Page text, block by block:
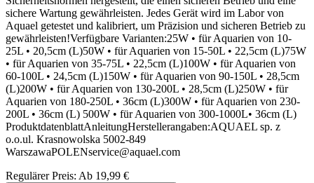
sichere Wartung gewährleisten. Jedes Gerät wird im Labor von
Aquael getestet und kalibriert, um Präzision und sicheren Betrieb zu
gewährleisten!Verfügbare Varianten:25W • für Aquarien von 10-
25L • 20,5cm (L)50W • für Aquarien von 15-50L • 22,5cm (L)75W
• für Aquarien von 35-75L • 22,5cm (L)100W • für Aquarien von
60-100L • 24,5cm (L)150W • für Aquarien von 90-150L • 28,5cm
(L)200W • für Aquarien von 130-200L • 28,5cm (L)250W • für
Aquarien von 180-250L • 36cm (L)300W • für Aquarien von 230-
200L • 36cm (L) 500W • für Aquarien von 300-1000L• 36cm (L)
ProduktdatenblattAnleitungHerstellerangaben:AQUAEL sp. z
o.o.ul. Krasnowolska 5002-849
WarszawaPOLENservice@aquael.com
Regulärer Preis: Ab 19,99 €